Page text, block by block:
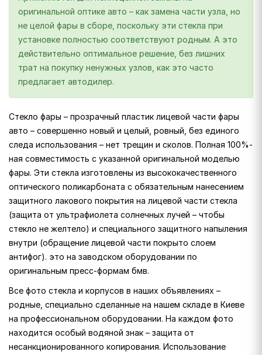
оригинальной оптике авто – как замена части узла, но
не целой фары в сборе, поскольку эти стекла при
установке полностью соответствуют родным. А это
действительно оптимальное решение, без лишних
трат на покупку ненужных узлов, как это часто
предлагает автодилер.
Стекло фары – прозрачный пластик лицевой части фары
авто – совершенно новый и целый, ровный, без единого
следа использования – нет трещин и сколов. Полная 100%-
ная совместимость с указанной оригинальной моделью
фары. Эти стекла изготовлены из высококачественного
оптического поликарбоната с обязательным нанесением
защитного лакового покрытия на лицевой части стекла
(защита от ультрафиолета солнечных лучей – чтобы
стекло не желтело) и специального защитного напыления
внутри (обращение лицевой части покрыто слоем
антифог). это на заводском оборудовании по
оригинальным пресс-формам бмв.
Все фото стекла и корпусов в наших объявлениях –
родные, специально сделанные на нашем складе в Киеве
на профессиональном оборудовании. На каждом фото
находится особый водяной знак – защита от
несанкционированного копирования. Использование